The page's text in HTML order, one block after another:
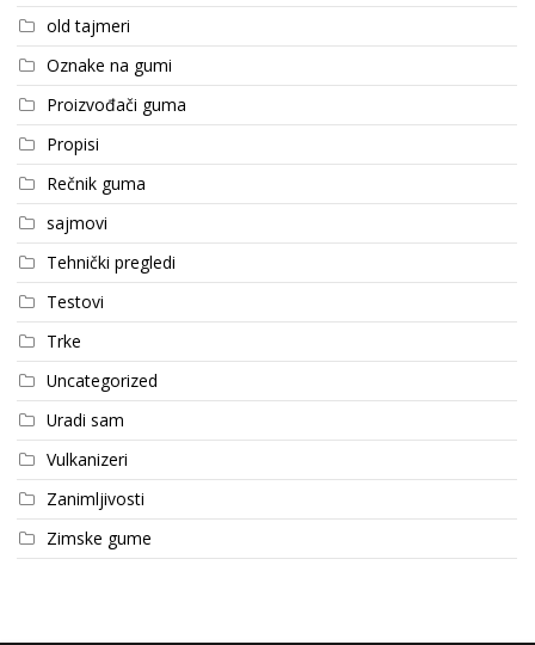
old tajmeri
Oznake na gumi
Proizvođači guma
Propisi
Rečnik guma
sajmovi
Tehnički pregledi
Testovi
Trke
Uncategorized
Uradi sam
Vulkanizeri
Zanimljivosti
Zimske gume